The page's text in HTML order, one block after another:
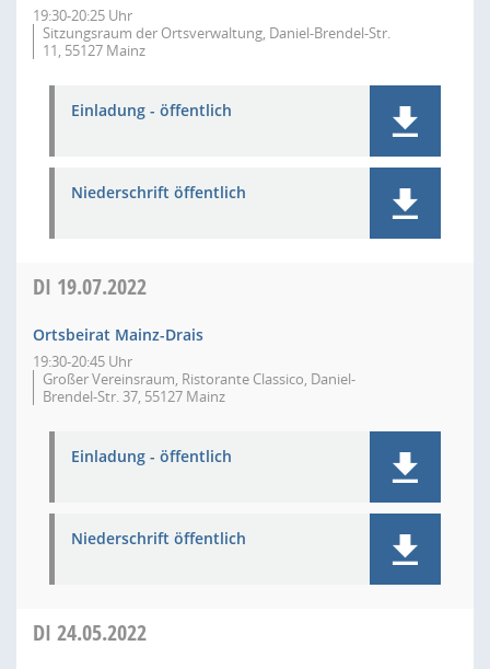
19:30-20:25 Uhr
Sitzungsraum der Ortsverwaltung, Daniel-Brendel-Str.
11, 55127 Mainz
Einladung - öffentlich
Niederschrift öffentlich
DI 19.07.2022
Ortsbeirat Mainz-Drais
19:30-20:45 Uhr
Großer Vereinsraum, Ristorante Classico, Daniel-
Brendel-Str. 37, 55127 Mainz
Einladung - öffentlich
Niederschrift öffentlich
DI 24.05.2022